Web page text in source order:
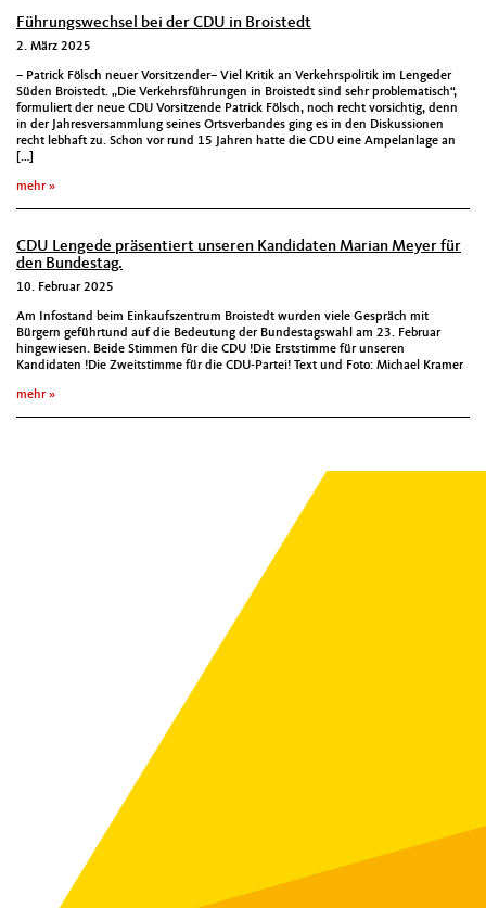
Führungswechsel bei der CDU in Broistedt
2. März 2025
– Patrick Fölsch neuer Vorsitzender– Viel Kritik an Verkehrspolitik im Lengeder
Süden Broistedt. „Die Verkehrsführungen in Broistedt sind sehr problematisch“,
formuliert der neue CDU Vorsitzende Patrick Fölsch, noch recht vorsichtig, denn
in der Jahresversammlung seines Ortsverbandes ging es in den Diskussionen
recht lebhaft zu. Schon vor rund 15 Jahren hatte die CDU eine Ampelanlage an
[…]
mehr
CDU Lengede präsentiert unseren Kandidaten Marian Meyer für
den Bundestag.
10. Februar 2025
Am Infostand beim Einkaufszentrum Broistedt wurden viele Gespräch mit
Bürgern geführtund auf die Bedeutung der Bundestagswahl am 23. Februar
hingewiesen. Beide Stimmen für die CDU !Die Erststimme für unseren
Kandidaten !Die Zweitstimme für die CDU-Partei! Text und Foto: Michael Kramer
mehr